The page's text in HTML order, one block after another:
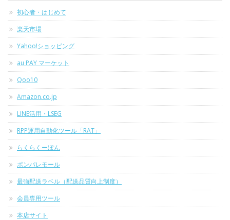
初心者・はじめて
楽天市場
Yahoo!ショッピング
au PAY マーケット
Qoo10
Amazon.co.jp
LINE活用・LSEG
RPP運用自動化ツール「RAT」
らくらくーぽん
ポンパレモール
最強配送ラベル（配送品質向上制度）
会員専用ツール
本店サイト